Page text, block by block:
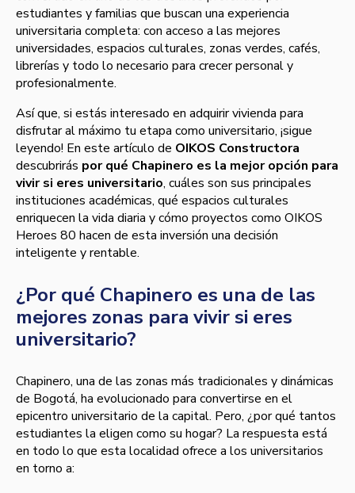
estudiantes y familias que buscan una experiencia
universitaria completa: con acceso a las mejores
universidades, espacios culturales, zonas verdes, cafés,
librerías y todo lo necesario para crecer personal y
profesionalmente.
Así que, si estás interesado en adquirir vivienda para
disfrutar al máximo tu etapa como universitario, ¡sigue
leyendo! En este artículo de OIKOS Constructora
descubrirás por qué Chapinero es la mejor opción para
vivir si eres universitario, cuáles son sus principales
instituciones académicas, qué espacios culturales
enriquecen la vida diaria y cómo proyectos como OIKOS
Heroes 80 hacen de esta inversión una decisión
inteligente y rentable.
¿Por qué Chapinero es una de las
mejores zonas para vivir si eres
universitario?
Chapinero, una de las zonas más tradicionales y dinámicas
de Bogotá, ha evolucionado para convertirse en el
epicentro universitario de la capital. Pero, ¿por qué tantos
estudiantes la eligen como su hogar? La respuesta está
en todo lo que esta localidad ofrece a los universitarios
en torno a: